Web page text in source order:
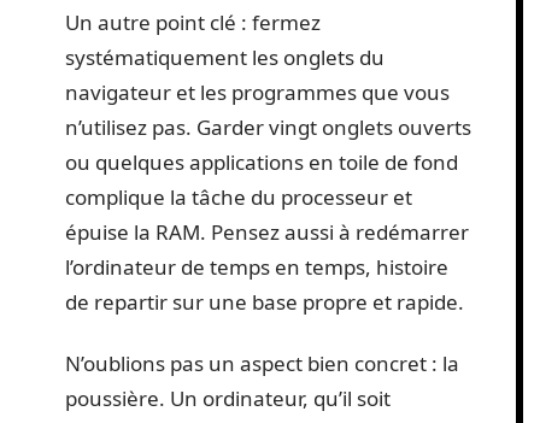
Un autre point clé : fermez
systématiquement les onglets du
navigateur et les programmes que vous
n’utilisez pas. Garder vingt onglets ouverts
ou quelques applications en toile de fond
complique la tâche du processeur et
épuise la RAM. Pensez aussi à redémarrer
l’ordinateur de temps en temps, histoire
de repartir sur une base propre et rapide.
N’oublions pas un aspect bien concret : la
poussière. Un ordinateur, qu’il soit